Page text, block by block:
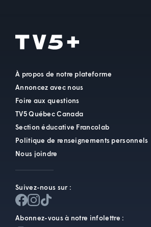
À propos de notre plateforme
Annoncez avec nous
Foire aux questions
TV5 Québec Canada
Section éducative Francolab
Politique de renseignements personnels
Nous joindre
Suivez-nous sur :
Abonnez-vous à notre infolettre :